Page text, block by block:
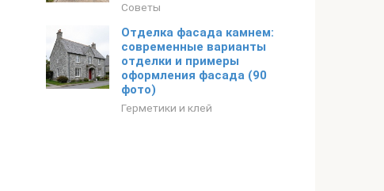
Советы
Отделка фасада камнем:
современные варианты
отделки и примеры
оформления фасада (90
фото)
Герметики и клей